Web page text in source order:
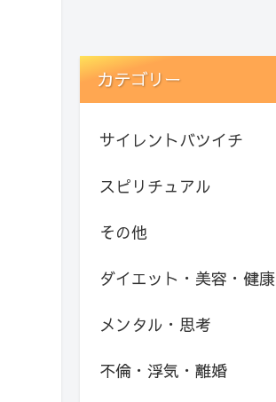
カテゴリー
サイレントバツイチ
スピリチュアル
その他
ダイエット・美容・健康
メンタル・思考
不倫・浮気・離婚